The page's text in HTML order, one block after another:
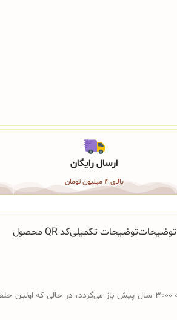
ارسال رایگان
بالای 4 میلیون تومان
توضیحاتتوضیحات تکمیلیکد QR محصول